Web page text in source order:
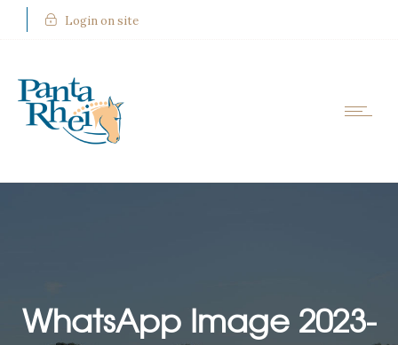
Login on site
WhatsApp Image 2023-